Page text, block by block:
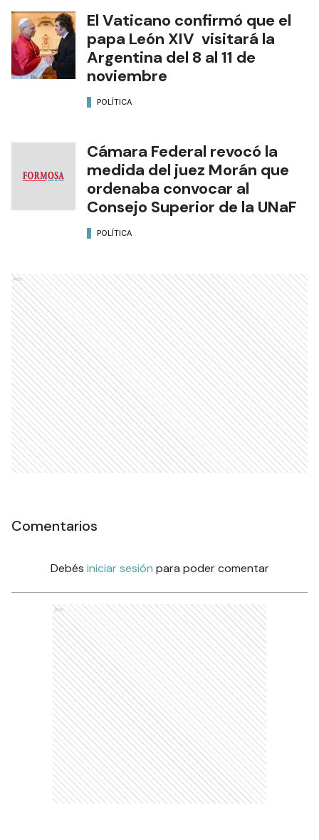
El Vaticano confirmó que el
papa León XIV visitará la
Argentina del 8 al 11 de
noviembre
POLÍTICA
Cámara Federal revocó la
medida del juez Morán que
ordenaba convocar al
Consejo Superior de la UNaF
POLÍTICA
Ads
Comentarios
Debés iniciar sesión para poder comentar
Ads